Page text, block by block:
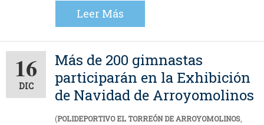
Leer Más
16
DIC
Más de 200 gimnastas
participarán en la Exhibición
de Navidad de Arroyomolinos
(POLIDEPORTIVO EL TORREÓN DE ARROYOMOLINOS